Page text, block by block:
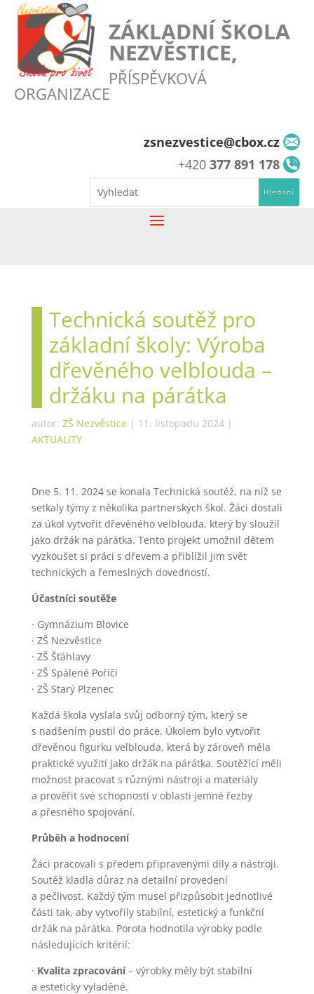
ZÁKLADNÍ ŠKOLA
NEZVĚSTICE,
PŘÍSPĚVKOVÁ
ORGANIZACE
zsnezvestice@cbox.cz
+420 377 891 178
Technická soutěž pro
základní školy: Výroba
dřevěného velblouda –
držáku na párátka
autor: ZŠ Nezvěstice | 11. listopadu 2024|
AKTUALITY
Dne 5. 11. 2024 se konala Technická soutěž, na níž se
setkaly týmy z několika partnerských škol. Žáci dostali
za úkol vytvořit dřevěného velblouda, který by sloužil
jako držák na párátka. Tento projekt umožnil dětem
vyzkoušet si práci s dřevem a přiblížil jim svět
technických a řemeslných dovedností.
Účastníci soutěže
· Gymnázium Blovice
· ZŠ Nezvěstice
· ZŠ Šťáhlavy
· ZŠ Spálené Poříčí
· ZŠ Starý Plzenec
Každá škola vyslala svůj odborný tým, který se
s nadšením pustil do práce. Úkolem bylo vytvořit
dřevěnou figurku velblouda, která by zároveň měla
praktické využití jako držák na párátka. Soutěžící měli
možnost pracovat s různými nástroji a materiály
a prověřit své schopnosti v oblasti jemné řezby
a přesného spojování.
Průběh a hodnocení
Žáci pracovali s předem připravenými díly a nástroji.
Soutěž kladla důraz na detailní provedení
a pečlivost. Každý tým musel přizpůsobit jednotlivé
části tak, aby vytvořily stabilní, estetický a funkční
držák na párátka. Porota hodnotila výrobky podle
následujících kritérií:
· Kvalita zpracování– výrobky měly být stabilní
a esteticky vyladěné.